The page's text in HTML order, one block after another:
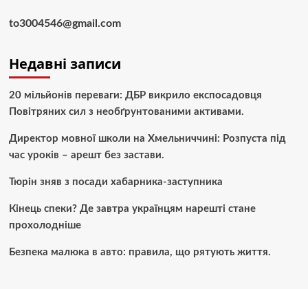
to3004546@gmail.com
Недавні записи
20 мільйонів переваги: ДБР викрило експосадовця
Повітряних сил з необґрунтованими активами.
Директор мовної школи на Хмельниччині: Розпуста під
час уроків – арешт без застави.
Тюрін зняв з посади хабарника-заступника
Кінець спеки? Де завтра українцям нарешті стане
прохолодніше
Безпека малюка в авто: правила, що рятують життя.